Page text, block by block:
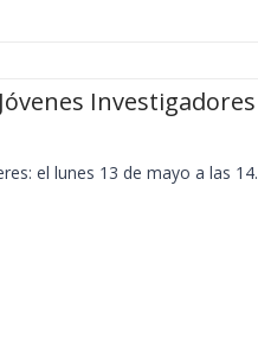
Investigadores
el lunes 13 de mayo a las 14.